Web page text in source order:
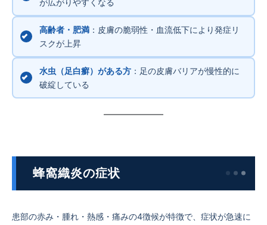
が広がりやすくなる
高齢者・肥満：皮膚の脆弱性・血流低下により発症リ
スクが上昇
水虫（足白癬）がある方：足の皮膚バリアが慢性的に
破綻している
蜂窩織炎の症状
患部の赤み・腫れ・熱感・痛みの4徴候が特徴で、症状が急速に